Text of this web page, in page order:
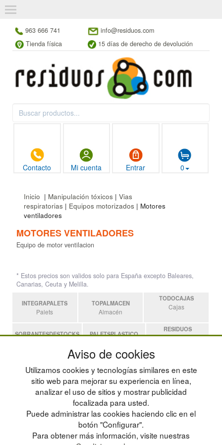
963 666 741
info@residuos.com
Tienda física
15 días de derecho de devolución
Contacto Mi cuenta Entrar 0
Inicio | Manipulación tóxicos | Vias
respiratorias | Equipos motorizados | Motores
ventiladores
MOTORES VENTILADORES
Equipo de motor ventilacion
* Estos precios son validos solo para España excepto Baleares,
Canarias, Ceuta y Melilla.
INTEGRAPALETS
Palets
TOPALMACEN
Almacén
TODOCAJAS
Cajas
SOBRANTESDESTOCKS PALETSPLASTICO
RESIDUOS
Residuos
Estanterias
POLÍTICA DE PRIVACIDAD
CONDICIONES DE USO
CAMBIOS Y DEVOLUCIONES
CONTACTO
MAPA WEB
PREGUNTAS FRECUENTES
INGRESA A TU CUENTA
Aviso de cookies
Utilizamos cookies y tecnologías similares en este
sitio web para mejorar su experiencia en línea,
analizar el uso de sitios y mostrar publicidad
focalizada para usted.
Puede administrar las cookies haciendo clic en el
botón "Configurar".
Para obtener más información, visite nuestras